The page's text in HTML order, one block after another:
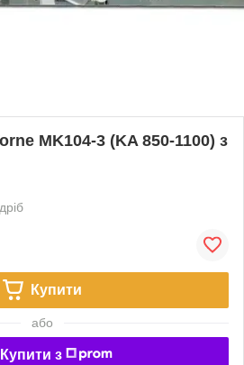
MK104-3 (KA 850-1100) з
Купити
або
Купити з